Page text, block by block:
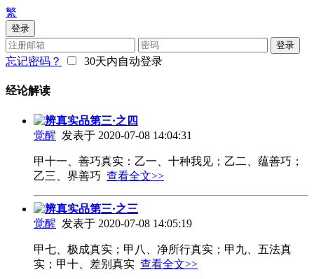
繁
登录
登录
忘记密码？ 30天内自动登录
经论解读
辨真实品第三·之四
觉醒 发表于 2020-07-08 14:04:31
甲十一、善巧真实：乙一、十种我见；乙二、蕴善巧；
乙三、界善巧 查看全文>>
辨真实品第三·之三
觉醒 发表于 2020-07-08 14:05:19
甲七、极成真实；甲八、净所行真实；甲九、五法真
实；甲十、差别真实 查看全文>>